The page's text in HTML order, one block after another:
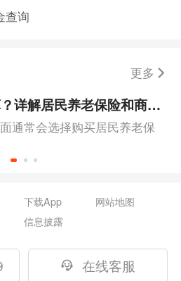
查询
更多
农村养老金如何计算？详解居民养老保险和商业养老保险
通常会选择购买居民养老保
下载App
网站地图
信息披露
在线客服